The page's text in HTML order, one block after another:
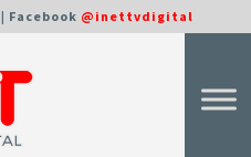
| Facebook @inettvdigital